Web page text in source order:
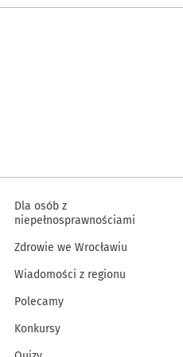
Dla osób z
niepełnosprawnościami
Zdrowie we Wrocławiu
Wiadomości z regionu
Polecamy
Konkursy